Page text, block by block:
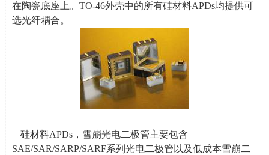
在陶瓷底座上。 TO-46外壳中的所有硅材料APDs均提供可
选光纤耦合。
硅材料APDs，雪崩光电二极管主要包含
SAE/SAR/SARP/SARF系列光电二极管以及低成本雪崩二